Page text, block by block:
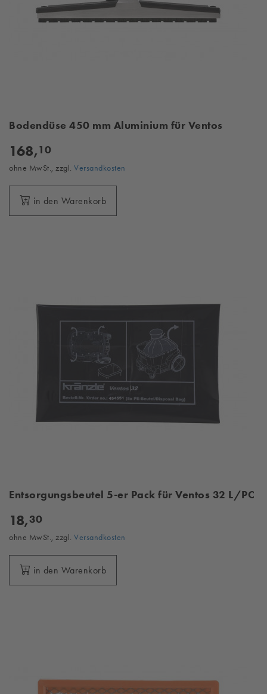
Bodendüse 450 mm Aluminium für Ventos
168,10
ohne MwSt., zzgl. Versandkosten
in den Warenkorb
Entsorgungsbeutel 5-er Pack für Ventos 32 L/PC
18,30
ohne MwSt., zzgl. Versandkosten
in den Warenkorb